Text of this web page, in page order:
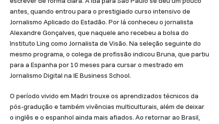
antes, quando entrou para o prestigiado curso intensivo de
Jornalismo Aplicado do Estadão. Por lá conheceu o jornalista
Alexandre Gonçalves, que naquele ano recebeu a bolsa do
Instituto Ling como Jornalista de Visão. Na seleção seguinte do
mesmo programa, o colega de profissão indicou Bruna, que partiu
para a Espanha por 10 meses para cursar o mestrado em
Jornalismo Digital na IE Business School.
O período vivido em Madri trouxe os aprendizados técnicos da
pós-gradução e também vivências multiculturais, além de deixar
o inglês e o espanhol ainda mais afiados. Ao retornar ao Brasil,